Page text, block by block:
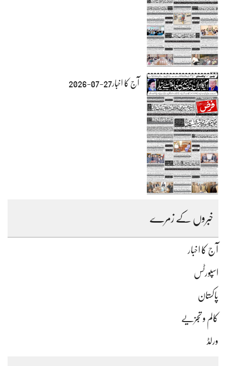
آج کا اخبار27-07-2026
خبروں کے زمرے
آج کا اخبار
اسپورٹس
پاکستان
کالم و تجزیے
ورلڈ